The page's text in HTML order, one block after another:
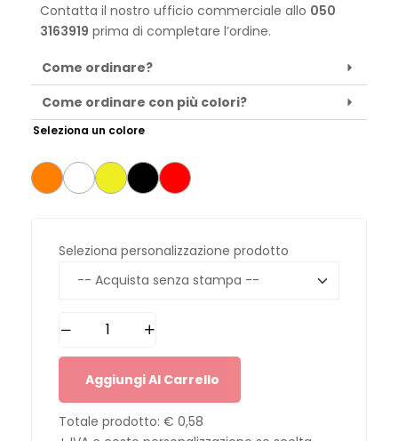
Contatta il nostro ufficio commerciale allo 050
3163919 prima di completare l’ordine.
Come ordinare?
Come ordinare con più colori?
Seleziona un colore
Seleziona personalizzazione prodotto
Aggiungi Al Carrello
Totale prodotto: € 0,58